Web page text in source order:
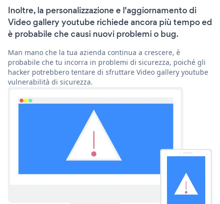
Inoltre, la personalizzazione e l'aggiornamento di
Video gallery youtube richiede ancora più tempo ed
è probabile che causi nuovi problemi o bug.
Man mano che la tua azienda continua a crescere, è
probabile che tu incorra in problemi di sicurezza, poiché gli
hacker potrebbero tentare di sfruttare Video gallery youtube
vulnerabilità di sicurezza.